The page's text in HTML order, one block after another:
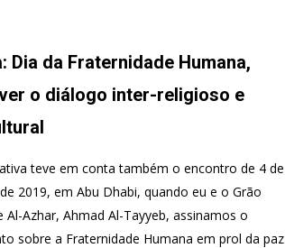
Dia da Fraternidade Humana,
o diálogo inter-religioso e
teve em conta também o encontro de 4 de
2019, em Abu Dhabi, quando eu e o Grão
Al-Azhar, Ahmad Al-Tayyeb, assinamos o
sobre a Fraternidade Humana em prol da paz